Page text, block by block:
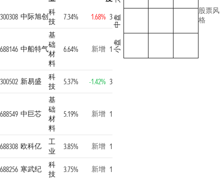
300308 中际旭创科
技
7.34% 1.68% 3
688146 中船特气
基
础
材
料
6.64% 新增 1
300502 新易盛
科
技
5.37% -1.42% 3
688549 中巨芯
基
础
材
料
5.19% 新增 1
688308 欧科亿
工
业
3.85% 新增 1
688256 寒武纪
科
技
3.75% 新增 1
中盘
小盘
股票风
格